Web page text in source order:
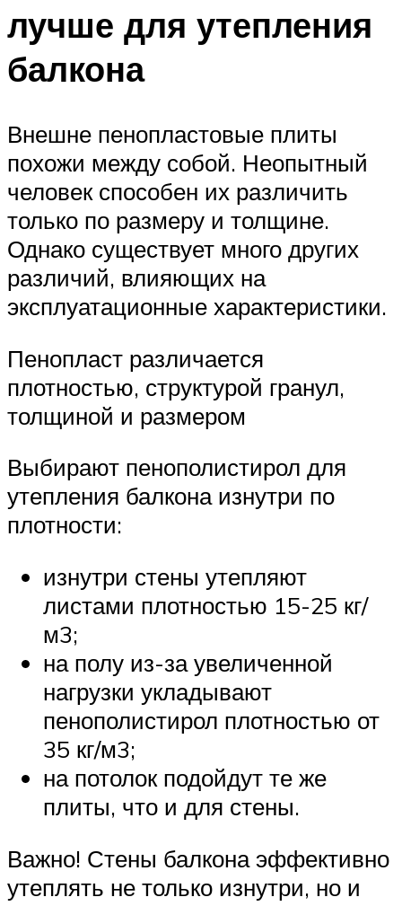
лучше для утепления
балкона
Внешне пенопластовые плиты
похожи между собой. Неопытный
человек способен их различить
только по размеру и толщине.
Однако существует много других
различий, влияющих на
эксплуатационные характеристики.
Пенопласт различается
плотностью, структурой гранул,
толщиной и размером
Выбирают пенополистирол для
утепления балкона изнутри по
плотности:
изнутри стены утепляют
листами плотностью 15-25 кг/
м3;
на полу из-за увеличенной
нагрузки укладывают
пенополистирол плотностью от
35 кг/м3;
на потолок подойдут те же
плиты, что и для стены.
Важно! Стены балкона эффективно
утеплять не только изнутри, но и